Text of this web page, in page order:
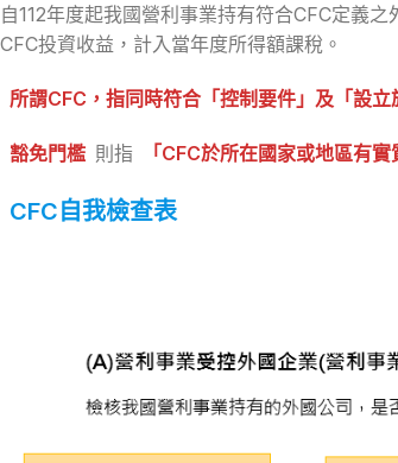
自112年度起我國營利事業持有符合CFC定義
CFC投資收益，計入當年度所得額課稅。
所謂CFC，指同時符合「控制要件」及「設
豁免門檻 則指 「CFC於所在國家或地區有
CFC自我檢查表